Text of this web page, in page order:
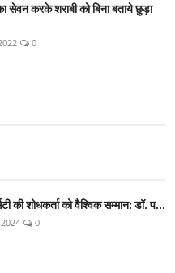
सेवन करके शराबी को बिना बताये छुड़ा
0
की शोधकर्ता को वैश्विक सम्मान: डॉ. प...
0